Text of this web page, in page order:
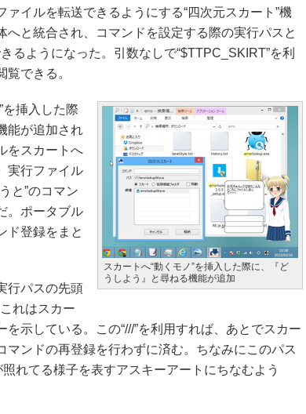
イルを転送できるようにする“四次元スカート”機
へと統合され、コマンドを設定する際の実行パスと
るようになった。引数なしで“$TTPC_SKIRT”を利
できる。
スカートへ“動くモノ”を挿入した際に、『ど
うしよう』と尋ねる機能が追加
挿入した際
能が追加され
をスカートへ
実行ファイル
と”のコマン
。ポータブル
ド登録をまと
行パスの先頭
れはスカー
を示している。この“///”を利用すれば、あとでスカー
マンドの再登録を行わずに済む。ちなみにこのパス
れてる様子を表すアスキーアートにちなむよう